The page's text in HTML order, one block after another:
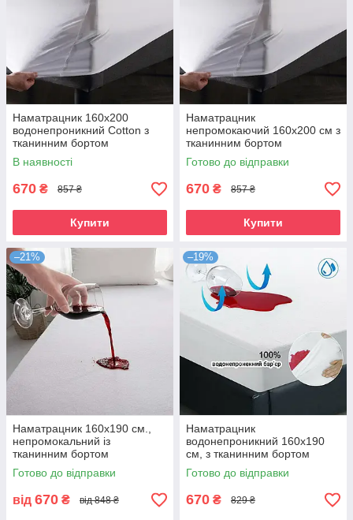
Наматрацник 160х200
водонепроникний Cotton з
тканинним бортом
В наявності
670 ₴ 857 ₴
Купити
Наматрацник
непромокаючий 160х200 см з
тканинним бортом
Готово до відправки
670 ₴ 857 ₴
Купити
–21%
Наматрацник 160х190 см.,
непромокальний із
тканинним бортом
Готово до відправки
від 670 ₴ від 848 ₴
–19%
Наматрацник
водонепроникний 160х190
см, з тканинним бортом
Готово до відправки
670 ₴ 829 ₴